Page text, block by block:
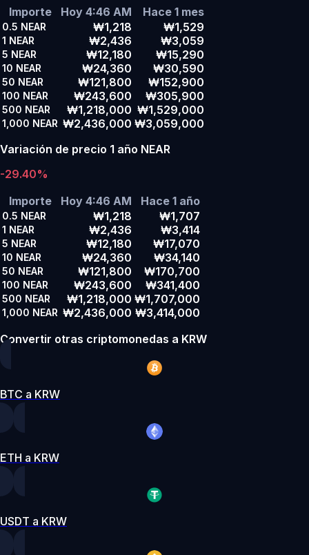
Importe
Hoy 4:46 AM Hace 1 mes
0.5 NEAR ₩1,218 ₩1,529
1 NEAR ₩2,436 ₩3,059
5 NEAR ₩12,180 ₩15,290
10 NEAR ₩24,360 ₩30,590
50 NEAR ₩121,800 ₩152,900
100 NEAR ₩243,600 ₩305,900
500 NEAR ₩1,218,000 ₩1,529,000
1,000 NEAR ₩2,436,000 ₩3,059,000
Variación de precio 1 año NEAR
-29.40%
Importe
Hoy 4:46 AM Hace 1 año
0.5 NEAR ₩1,218 ₩1,707
1 NEAR ₩2,436 ₩3,414
5 NEAR ₩12,180 ₩17,070
10 NEAR ₩24,360 ₩34,140
50 NEAR ₩121,800 ₩170,700
100 NEAR ₩243,600 ₩341,400
500 NEAR ₩1,218,000 ₩1,707,000
1,000 NEAR ₩2,436,000 ₩3,414,000
Convertir otras criptomonedas a KRW
BTC a KRW
ETH a KRW
USDT a KRW